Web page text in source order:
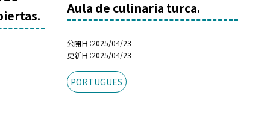
Aula de culinaria turca.
公開日 2025/04/23
更新日 2025/04/23
PORTUGUES